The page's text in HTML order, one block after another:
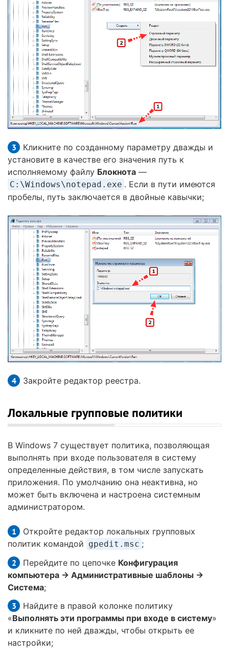
Кликните по созданному параметру дважды и
установите в качестве его значения путь к
исполняемому файлу Блокнота —
C:\Windows\notepad.exe . Если в пути имеются
пробелы, путь заключается в двойные кавычки;
Закройте редактор реестра.
Локальные групповые политики
В Windows 7 существует политика, позволяющая
выполнять при входе пользователя в систему
определенные действия, в том числе запускать
приложения. По умолчанию она неактивна, но
может быть включена и настроена системным
администратором.
Откройте редактор локальных групповых
политик командой gpedit.msc ;
Перейдите по цепочке Конфигурация
компьютера → Административные шаблоны →
Система;
Найдите в правой колонке политику
«Выполнять эти программы при входе в систему»
и кликните по ней дважды, чтобы открыть ее
настройки;